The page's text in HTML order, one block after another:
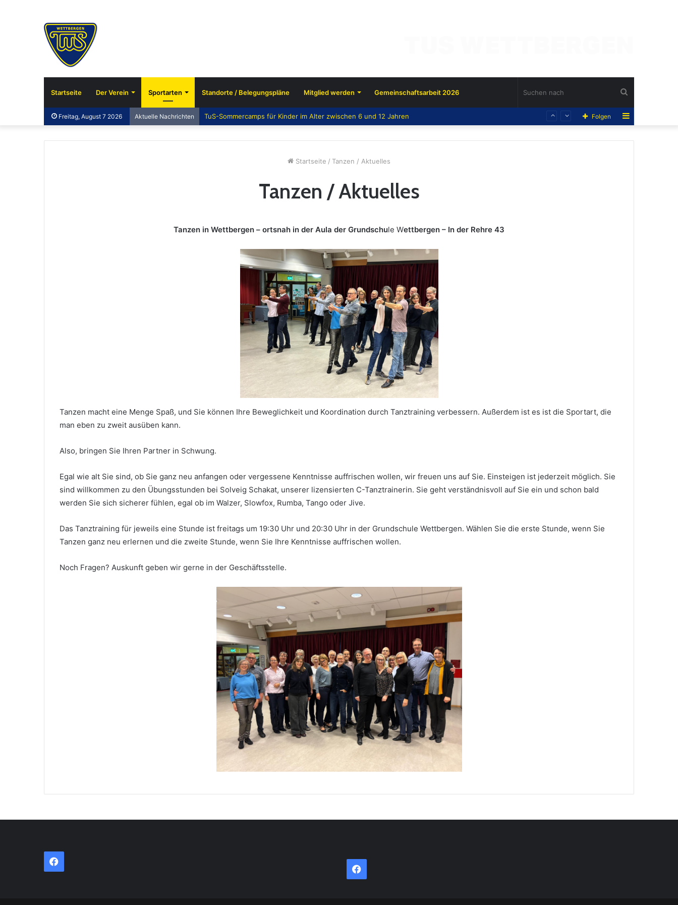
Startseite Der Verein Sportarten Standorte / Belegungspläne Mitglied werden Gemeinschaftsarbeit 2026
Freitag, August 7 2026 Aktuelle Nachrichten TuS-Sommercamps für Kinder im Alter zwischen 6 und 12 Jahren Sidebar
Folgen
Startseite / Tanzen / Aktuelles
Tanzen / Aktuelles
Tanzen in Wettbergen – ortsnah in der Aula der Grundschule Wettbergen – In der Rehre 43
Tanzen macht eine Menge Spaß, und Sie können Ihre Beweglichkeit und Koordination durch Tanztraining verbessern. Außerdem ist es ist die Sportart, die
man eben zu zweit ausüben kann.
Also, bringen Sie Ihren Partner in Schwung.
Egal wie alt Sie sind, ob Sie ganz neu anfangen oder vergessene Kenntnisse auffrischen wollen, wir freuen uns auf Sie. Einsteigen ist jederzeit möglich. Sie
sind willkommen zu den Übungsstunden bei Solveig Schakat, unserer lizensierten C-Tanztrainerin. Sie geht verständnisvoll auf Sie ein und schon bald
werden Sie sich sicherer fühlen, egal ob im Walzer, Slowfox, Rumba, Tango oder Jive.
Das Tanztraining für jeweils eine Stunde ist freitags um 19:30 Uhr und 20:30 Uhr in der Grundschule Wettbergen. Wählen Sie die erste Stunde, wenn Sie
Tanzen ganz neu erlernen und die zweite Stunde, wenn Sie Ihre Kenntnisse auffrischen wollen.
Noch Fragen? Auskunft geben wir gerne in der Geschäftsstelle.
Facebook
Facebook